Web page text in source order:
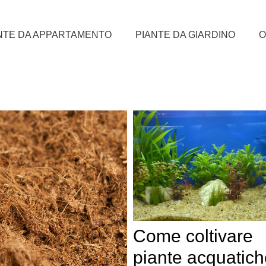
DA APPARTAMENTO PIANTE DA GIARDINO
Come coltivare
piante